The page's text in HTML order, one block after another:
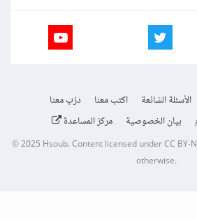
الأسئلة الشائعة اكتب معنا
درّب معنا
بيان الخصوصية مركز المساعدة
© 2025Hsoub.Content licensed underCC BY-
otherwise.